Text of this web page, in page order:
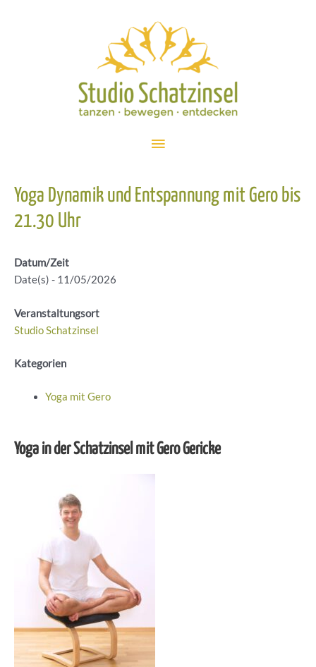
Hauptmenü
Yoga Dynamik und Entspannung mit Gero bis
21.30 Uhr
Datum/Zeit
Date(s) - 11/05/2026
Veranstaltungsort
Studio Schatzinsel
Kategorien
Yoga mit Gero
Yoga in der Schatzinsel mit Gero Gericke